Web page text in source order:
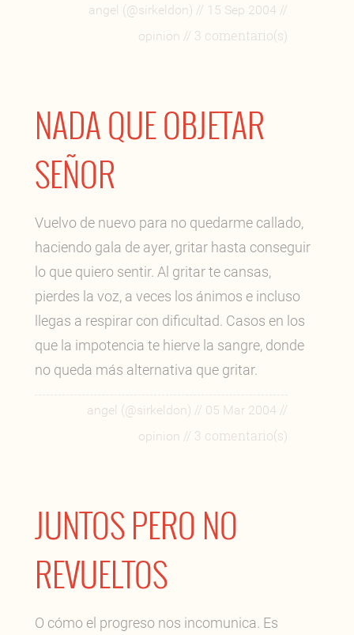
angel (@sirkeldon) // 15 Sep 2004 //
opinion // 3 comentario(s)
NADA QUE OBJETAR
SEÑOR
Vuelvo de nuevo para no quedarme callado,
haciendo gala de ayer, gritar hasta conseguir
lo que quiero sentir. Al gritar te cansas,
pierdes la voz, a veces los ánimos e incluso
llegas a respirar con dificultad. Casos en los
que la impotencia te hierve la sangre, donde
no queda más alternativa que gritar.
angel (@sirkeldon) // 05 Mar 2004 //
opinion // 3 comentario(s)
JUNTOS PERO NO
REVUELTOS
O cómo el progreso nos incomunica. Es